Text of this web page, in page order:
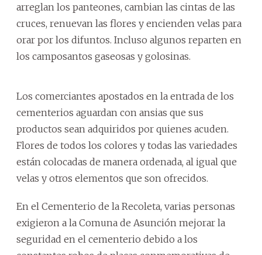
arreglan los panteones, cambian las cintas de las
cruces, renuevan las flores y encienden velas para
orar por los difuntos. Incluso algunos reparten en
los camposantos gaseosas y golosinas.
Los comerciantes apostados en la entrada de los
cementerios aguardan con ansias que sus
productos sean adquiridos por quienes acuden.
Flores de todos los colores y todas las variedades
están colocadas de manera ordenada, al igual que
velas y otros elementos que son ofrecidos.
En el Cementerio de la Recoleta, varias personas
exigieron a la Comuna de Asunción mejorar la
seguridad en el cementerio debido a los